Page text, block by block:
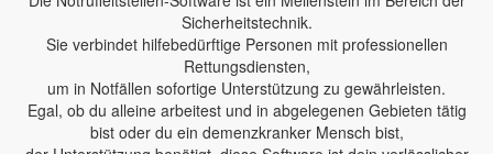
Sicherheitstechnik.
Sie verbindet hilfebedürftige Personen mit professionellen
Rettungsdiensten,
um in Notfällen sofortige Unterstützung zu gewährleisten.
Egal, ob du alleine arbeitest und in abgelegenen Gebieten tätig
bist oder du ein demenzkranker Mensch bist,